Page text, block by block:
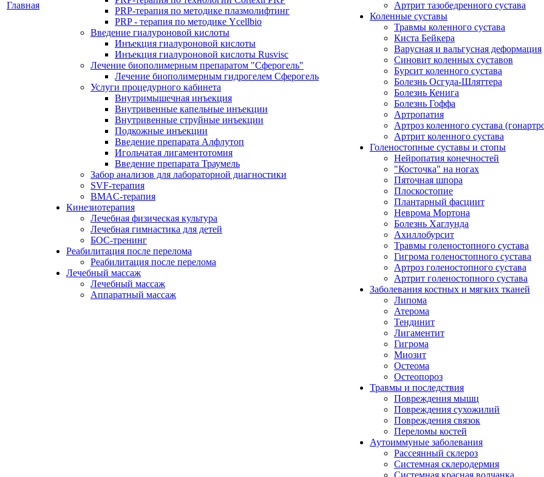
Главная
PRP-терапия по методике плазмолифтинг
PRP - терапия по методике Ycellbio
Введение гиалуроновой кислоты
Инъекция гиалуроновой кислоты
Инъекция гиалуроновой кислоты Rusvisc
Лечение биополимерным препаратом "Сферогель"
Лечение биополимерным гидрогелем Сферогель
Услуги процедурного кабинета
Внутримышечная инъекция
Внутривенные капельные инъекции
Внутривенные струйные инъекции
Подкожные инъекции
Введение препарата Алфлутоп
Игольчатая лигаментотомия
Введение препарата Траумель
Забор анализов для лабораторной диагностики
SVF-терапия
BMAC-терапия
Кинезиотерапия
Лечебная физическая культура
Лечебная гимнастика для детей
БОС-тренинг
Реабилитация после перелома
Реабилитация после перелома
Лечебный массаж
Лечебный массаж
Аппаратный массаж
Артрит тазобедренного сустава
Коленные суставы
Травмы коленного сустава
Киста Бейкера
Варусная и вальгусная деформация
Синовит коленных суставов
Бурсит коленного сустава
Болезнь Осгуда-Шляттера
Болезнь Кенига
Болезнь Гоффа
Артропатия
Артроз коленного сустава
Артрит коленного сустава
Голеностопные суставы и стопы
Нейропатия конечностей
"Косточка" на ногах
Пяточная шпора
Плоскостопие
Плантарный фасциит
Неврома Мортона
Болезнь Хаглунда
Ахиллобурсит
Травмы голеностопного сустава
Гигрома голеностопного сустава
Артроз голеностопного сустава
Артрит голеностопного сустава
Заболевания костных и мягких тканей
Липома
Атерома
Тендинит
Лигаментит
Гигрома
Миозит
Остеома
Остеопороз
Травмы и последствия
Повреждения мышц
Повреждения сухожилий
Повреждения связок
Переломы костей
Аутоиммуные заболевания
Pассеянный склероз
Системная склеродермия
Системная красная волчанка